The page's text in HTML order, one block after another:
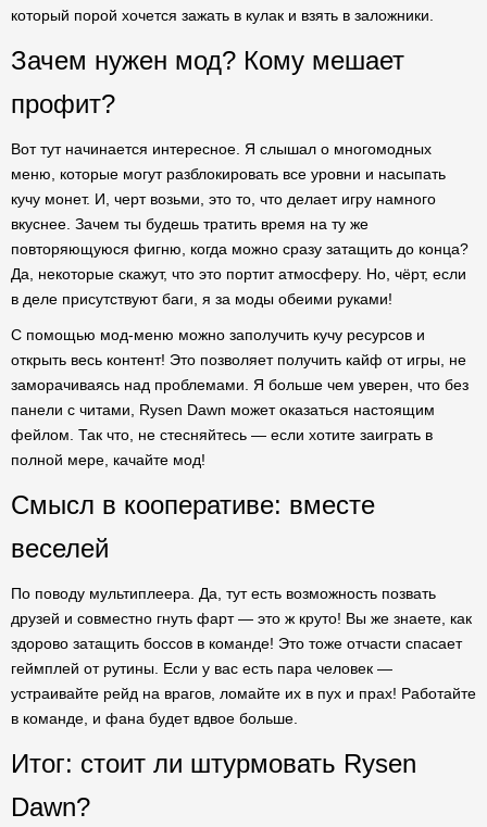
который порой хочется зажать в кулак и взять в заложники.
Зачем нужен мод? Кому мешает
профит?
Вот тут начинается интересное. Я слышал о многомодных
меню, которые могут разблокировать все уровни и насыпать
кучу монет. И, черт возьми, это то, что делает игру намного
вкуснее. Зачем ты будешь тратить время на ту же
повторяющуюся фигню, когда можно сразу затащить до конца?
Да, некоторые скажут, что это портит атмосферу. Но, чёрт, если
в деле присутствуют баги, я за моды обеими руками!
С помощью мод-меню можно заполучить кучу ресурсов и
открыть весь контент! Это позволяет получить кайф от игры, не
заморачиваясь над проблемами. Я больше чем уверен, что без
панели с читами, Rysen Dawn может оказаться настоящим
фейлом. Так что, не стесняйтесь — если хотите заиграть в
полной мере, качайте мод!
Смысл в кооперативе: вместе
веселей
По поводу мультиплеера. Да, тут есть возможность позвать
друзей и совместно гнуть фарт — это ж круто! Вы же знаете, как
здорово затащить боссов в команде! Это тоже отчасти спасает
геймплей от рутины. Если у вас есть пара человек —
устраивайте рейд на врагов, ломайте их в пух и прах! Работайте
в команде, и фана будет вдвое больше.
Итог: стоит ли штурмовать Rysen
Dawn?